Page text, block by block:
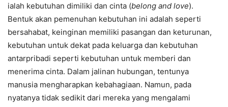
ialah kebutuhan dimiliki dan cinta (belong and love).
Bentuk akan pemenuhan kebutuhan ini adalah seperti
bersahabat, keinginan memiliki pasangan dan keturunan,
kebutuhan untuk dekat pada keluarga dan kebutuhan
antarpribadi seperti kebutuhan untuk memberi dan
menerima cinta. Dalam jalinan hubungan, tentunya
manusia mengharapkan kebahagiaan. Namun, pada
nyatanya tidak sedikit dari mereka yang mengalami